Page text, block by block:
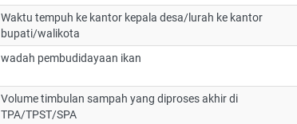
Waktu tempuh ke kantor kepala desa/lurah ke kantor
bupati/walikota
wadah pembudidayaan ikan
Volume timbulan sampah yang diproses akhir di
TPA/TPST/SPA